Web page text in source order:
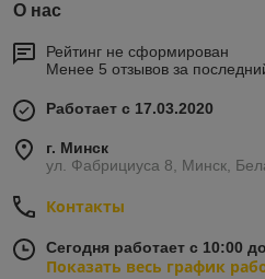
О нас
Рейтинг не сформирован
Менее 5 отзывов за
Работает с 17.03.2020
г. Минск
ул. Фабрициуса 8, Минск,
Контакты
Сегодня работает с 10:00
Показать весь график